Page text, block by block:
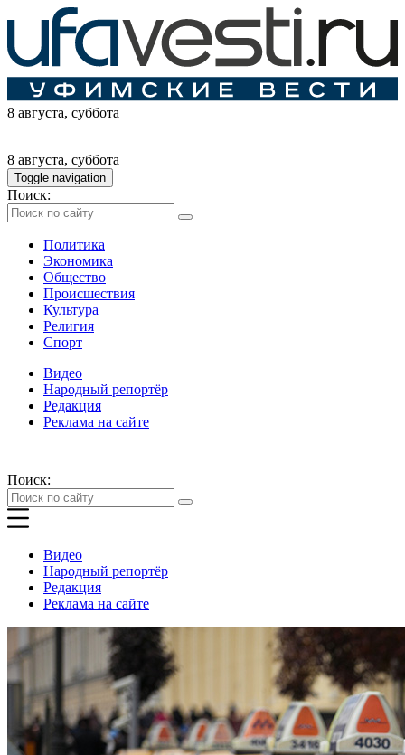
8 августа, суббота
8 августа, суббота
Toggle navigation
Поиск:
Политика
Экономика
Общество
Происшествия
Культура
Религия
Спорт
Видео
Народный репортёр
Редакция
Реклама на сайте
Поиск:
Видео
Народный репортёр
Редакция
Реклама на сайте